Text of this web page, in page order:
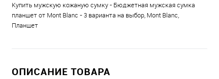
Купить мужскую кожаную сумку - Бюджетная мужская сумка
планшет от Mont Blanc - 3 варианта на выбор, Mont Blanc,
Планшет
ОПИСАНИЕ ТОВАРА